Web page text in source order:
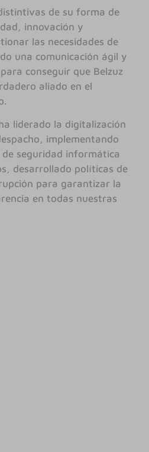
de su forma de
innovación y
las necesidades de
una comunicación ágil y
conseguir que Belzuz
aliado en el
liderado la digitalización
implementando
seguridad informática
desarrollado políticas de
para garantizar la
en todas nuestras